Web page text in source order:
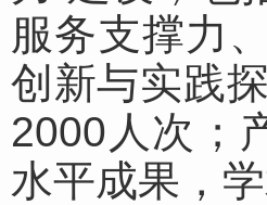
服务支撑力
创新与实践
2000人次；
水平成果，